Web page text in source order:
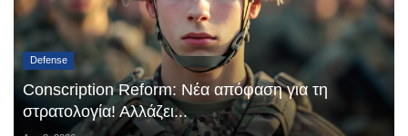
Defense
Conscription Reform: Νέα απόφαση για τη
στρατολογία! Αλλάζει...